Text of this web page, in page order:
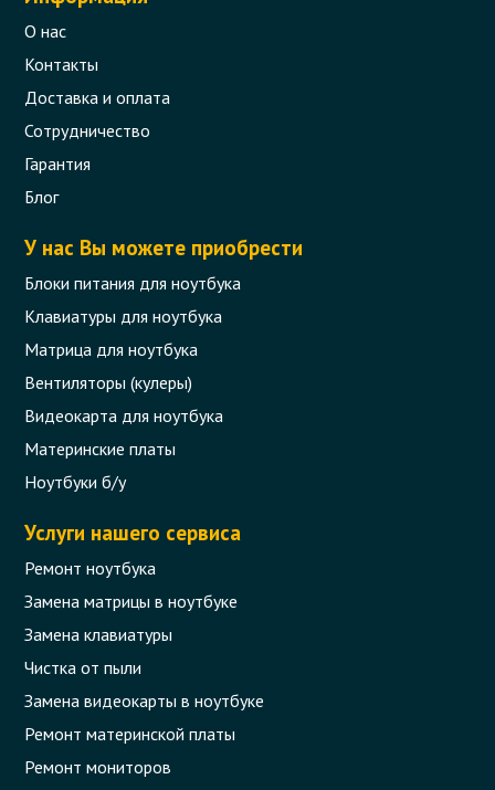
О нас
Контакты
Доставка и оплата
Сотрудничество
Гарантия
Блог
У нас Вы можете приобрести
Блоки питания для ноутбука
Клавиатуры для ноутбука
Матрица для ноутбука
Вентиляторы (кулеры)
Видеокарта для ноутбука
Материнские платы
Ноутбуки б/у
Услуги нашего сервиса
Ремонт ноутбука
Замена матрицы в ноутбуке
Замена клавиатуры
Чистка от пыли
Замена видеокарты в ноутбуке
Ремонт материнской платы
Ремонт мониторов